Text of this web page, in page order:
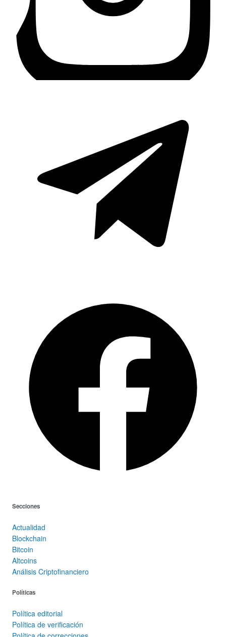
Secciones
Actualidad
Blockchain
Bitcoin
Altcoins
Análisis Criptofinanciero
Políticas
Política editorial
Política de verificación